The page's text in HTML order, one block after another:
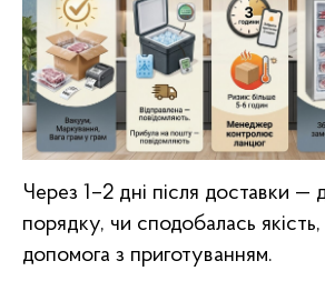
Через 1–2 дні після доставки —
порядку, чи сподобалась
допомога з приготуванням.